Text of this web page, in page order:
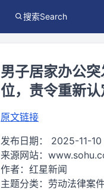
搜索Search
男子居家办公
位，责令重新认
原文链接
发布日期： 2025-11-10
来源网站：
作者： 红星新闻
主题分类： 劳动法律案